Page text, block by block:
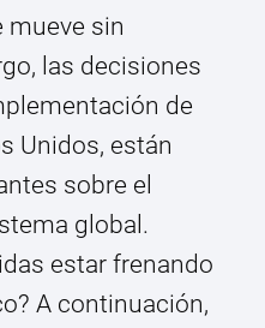
mueve sin
las decisiones
de
Unidos, están
sobre el
global.
estar frenando
A continuación,